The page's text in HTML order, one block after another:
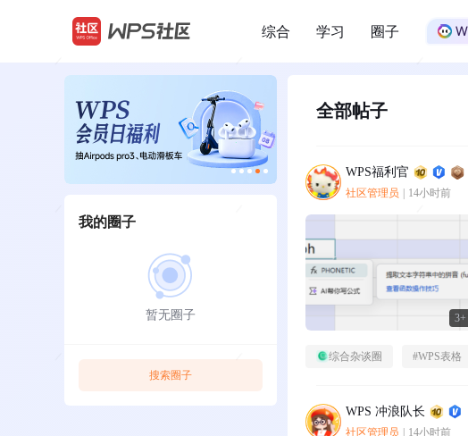
/
综合 学习 圈子
我的圈子
暂无圈子
搜索圈子
全部帖子
WPS福利官
社区管理员 14小时前
3+
综合杂谈圈 #WPS表格
WPS 冲浪队长
社区管理员 14小时前